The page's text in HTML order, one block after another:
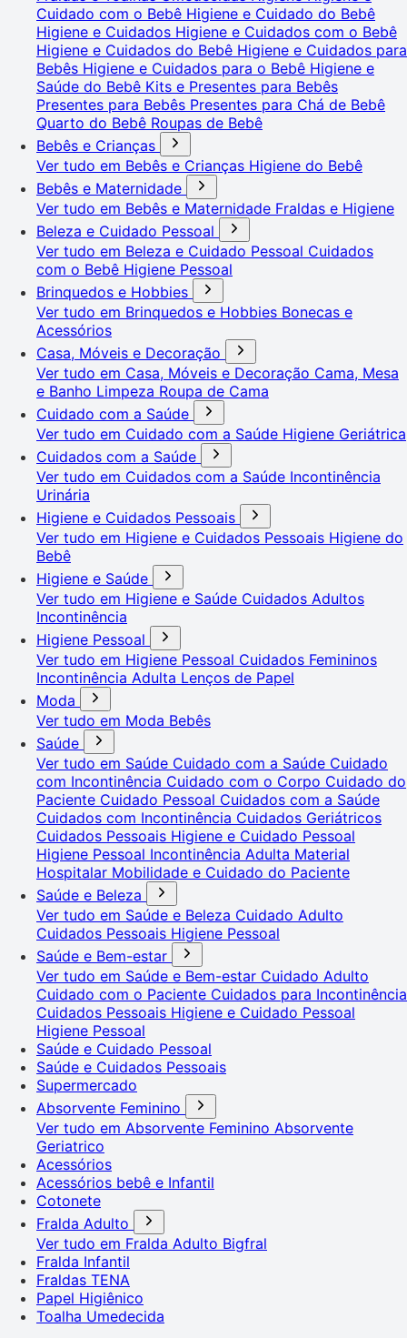
Cuidado com o Bebê Higiene e Cuidado do Bebê
Higiene e Cuidados Higiene e Cuidados com o Bebê
Higiene e Cuidados do Bebê Higiene e Cuidados para
Bebês Higiene e Cuidados para o Bebê Higiene e
Saúde do Bebê Kits e Presentes para Bebês
Presentes para Bebês Presentes para Chá de Bebê
Quarto do Bebê Roupas de Bebê
Bebês e Crianças
Ver tudo em Bebês e Crianças Higiene do Bebê
Bebês e Maternidade
Ver tudo em Bebês e Maternidade Fraldas e Higiene
Beleza e Cuidado Pessoal
Ver tudo em Beleza e Cuidado Pessoal Cuidados
com o Bebê Higiene Pessoal
Brinquedos e Hobbies
Ver tudo em Brinquedos e Hobbies Bonecas e
Acessórios
Casa, Móveis e Decoração
Ver tudo em Casa, Móveis e Decoração Cama, Mesa
e Banho Limpeza Roupa de Cama
Cuidado com a Saúde
Ver tudo em Cuidado com a Saúde Higiene Geriátrica
Cuidados com a Saúde
Ver tudo em Cuidados com a Saúde Incontinência
Urinária
Higiene e Cuidados Pessoais
Ver tudo em Higiene e Cuidados Pessoais Higiene do
Bebê
Higiene e Saúde
Ver tudo em Higiene e Saúde Cuidados Adultos
Incontinência
Higiene Pessoal
Ver tudo em Higiene Pessoal Cuidados Femininos
Incontinência Adulta Lenços de Papel
Moda
Ver tudo em Moda Bebês
Saúde
Ver tudo em Saúde Cuidado com a Saúde Cuidado
com Incontinência Cuidado com o Corpo Cuidado do
Paciente Cuidado Pessoal Cuidados com a Saúde
Cuidados com Incontinência Cuidados Geriátricos
Cuidados Pessoais Higiene e Cuidado Pessoal
Higiene Pessoal Incontinência Adulta Material
Hospitalar Mobilidade e Cuidado do Paciente
Saúde e Beleza
Ver tudo em Saúde e Beleza Cuidado Adulto
Cuidados Pessoais Higiene Pessoal
Saúde e Bem-estar
Ver tudo em Saúde e Bem-estar Cuidado Adulto
Cuidado com o Paciente Cuidados para Incontinência
Cuidados Pessoais Higiene e Cuidado Pessoal
Higiene Pessoal
Saúde e Cuidado Pessoal
Saúde e Cuidados Pessoais
Supermercado
Absorvente Feminino
Ver tudo em Absorvente Feminino Absorvente
Geriatrico
Acessórios
Acessórios bebê e Infantil
Cotonete
Fralda Adulto
Ver tudo em Fralda Adulto Bigfral
Fralda Infantil
Fraldas TENA
Papel Higiênico
Toalha Umedecida